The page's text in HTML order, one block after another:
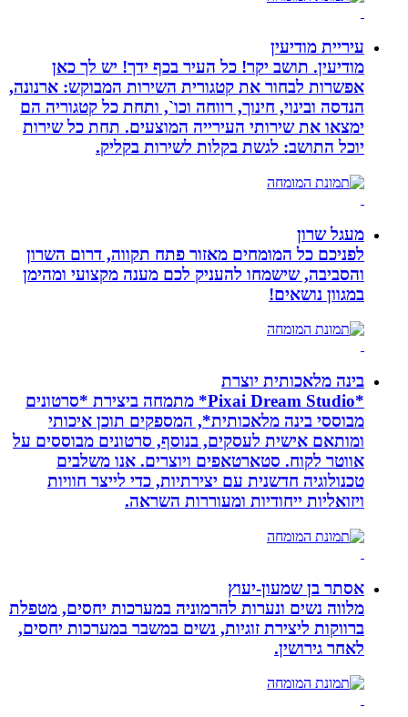
עיריית מודיעין
מודיעין. תושב יקר! כל העיר בכף ידך! יש לך כאן
אפשרות לבחור את קטגורית השירות המבוקש: ארנונה,
הנדסה ובינוי, חינוך, רווחה וכו`, ותחת כל קטגוריה הם
ימצאו את שירותי העירייה המוצעים. תחת כל שירות
יוכל התושב: לגשת בקלות לשירות בקליק.
מעגל שרון
לפניכם כל המומחים מאזור פתח תקווה, דרום השרון
והסביבה, שישמחו להעניק לכם מענה מקצועי ומהימן
במגוון נושאים!
בינה מלאכותית יוצרת
*Pixai Dream Studio* מתמחה ביצירת *סרטונים
מבוססי בינה מלאכותית*, המספקים תוכן איכותי
ומותאם אישית לעסקים, בנוסף, סרטונים מבוססים על
אווטר לקוח. סטארטאפים ויוצרים. אנו משלבים
טכנולוגיה חדשנית עם יצירתיות, כדי לייצר חוויות
ויזואליות ייחודיות ומעוררות השראה.
אסתר בן שמעון-יעוץ
מלווה נשים ונערות להרמוניה במערכות יחסים, מטפלת
ברווקות ליצירת זוגיות, נשים במשבר במערכות יחסים,
לאחר גירושין.